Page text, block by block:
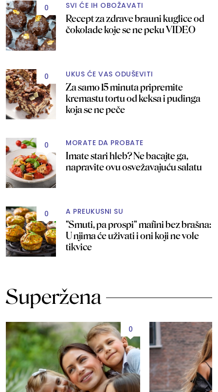
0 SVI ĆE IH OBOŽAVATI
Recept za zdrave brauni kuglice od
čokolade koje se ne peku VIDEO
0 UKUS ĆE VAS ODUŠEVITI
Za samo 15 minuta pripremite
kremastu tortu od keksa i pudinga
koja se ne peče
0 MORATE DA PROBATE
Imate stari hleb? Ne bacajte ga,
napravite ovu osvežavajuću salatu
0 A PREUKUSNI SU
"Smuti, pa prospi" mafini bez brašna:
U njima će uživati i oni koji ne vole
tikvice
Superžena
0